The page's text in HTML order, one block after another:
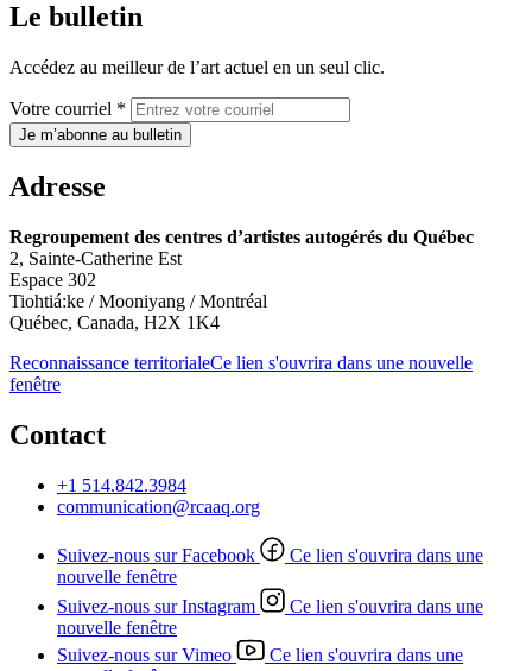
Le bulletin
Accédez au meilleur de l’art actuel en un seul clic.
Votre courriel *
Je m’abonne au bulletin
Adresse
Regroupement des centres d’artistes autogérés du Québec
2, Sainte-Catherine Est
Espace 302
Tiohtiá:ke / Mooniyang / Montréal
Québec, Canada, H2X 1K4
Reconnaissance territorialeCe lien s'ouvrira dans une nouvelle
fenêtre
Contact
+1 514.842.3984
communication@rcaaq.org
Suivez-nous sur Facebook
Ce lien s'ouvrira dans une
nouvelle fenêtre
Suivez-nous sur Instagram
Ce lien s'ouvrira dans une
nouvelle fenêtre
Suivez-nous sur Vimeo
Ce lien s'ouvrira dans une